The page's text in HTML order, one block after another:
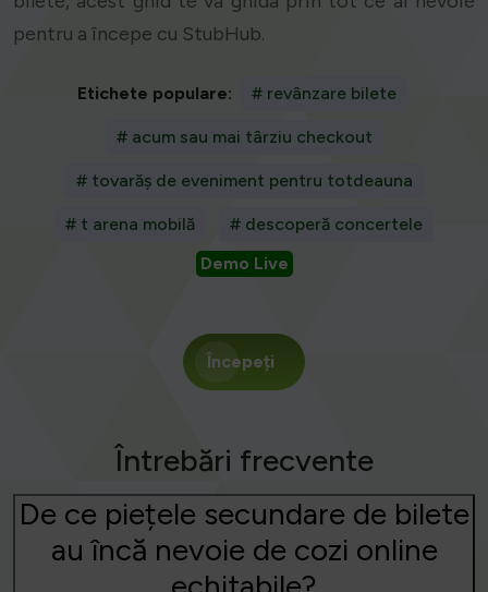
pentru a începe cu StubHub.
Etichete populare: # revânzare bilete
# acum sau mai târziu checkout
# tovarăș de eveniment pentru totdeauna
# t arena mobilă
# descoperă concertele
Demo Live
Începeți
Întrebări frecvente
De ce piețele secundare de bilete
au încă nevoie de cozi online